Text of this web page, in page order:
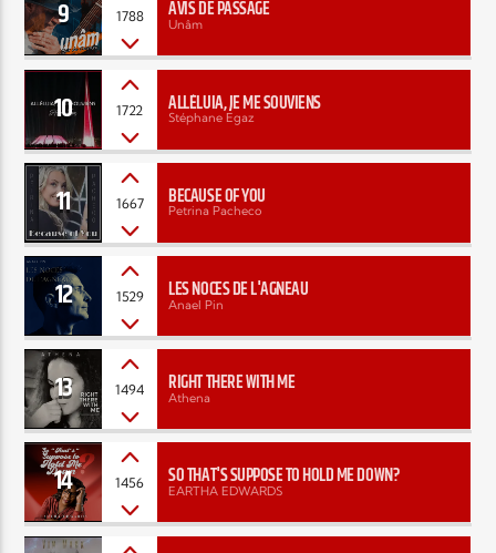
9 1788 AVIS DE PASSAGE
Unâm
10 1722 ALLÉLUIA, JE ME SOUVIENS
Stéphane Egaz
11 1667 BECAUSE OF YOU
Petrina Pacheco
12 1529 LES NOCES DE L'AGNEAU
Anael Pin
13 1494 RIGHT THERE WITH ME
Athena
14 1456 SO THAT'S SUPPOSE TO HOLD ME DOWN?
EARTHA EDWARDS